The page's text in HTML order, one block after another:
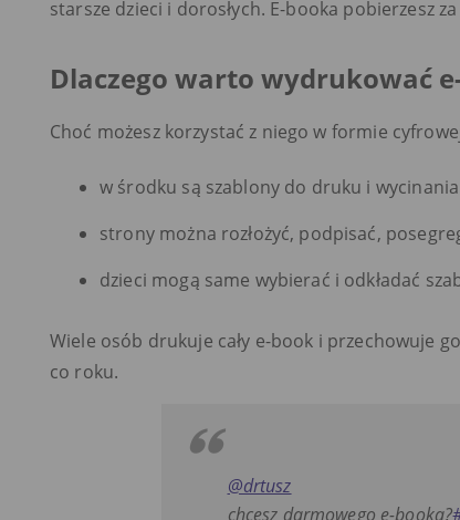
starsze dzieci i dorosłych. E-booka pobierzesz
Dlaczego warto wydrukować
Choć możesz korzystać z niego w formie
w środku są szablony do druku i wycinania
strony można rozłożyć, podpisać,
dzieci mogą same wybierać i odkładać
Wiele osób drukuje cały e-book i przechowuje
co roku.
@drtusz
chcesz darmowego e-booka?